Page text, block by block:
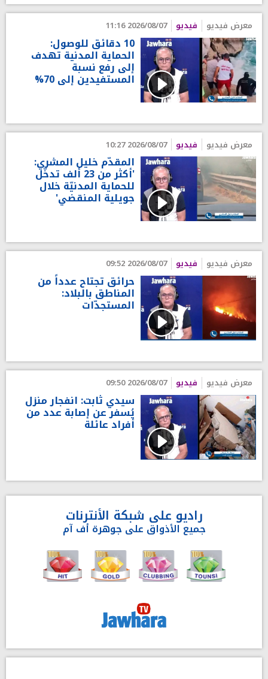
معرض فيديو فيديو 2026/08/07 11:16
10 دقائق للوصول:
الحماية المدنية تهدف
إلى رفع نسبة
المستفيدين إلى 70%
معرض فيديو فيديو 2026/08/07 10:27
المقدّم خليل المشري:
'أكثر من 23 ألف تدخّل
للحماية المدنيّة خلال
جويلية المنقضي'
معرض فيديو فيديو 2026/08/07 09:52
حرائق تجتاح عدداً من
المناطق بالبلاد:
المستجدّات
معرض فيديو فيديو 2026/08/07 09:50
سيدي ثابت: انفجار منزل
يُسفر عن إصابة عدد من
أفراد عائلة
راديو على شبكة الأنترنات
جميع الأذواق على جوهرة أف آم